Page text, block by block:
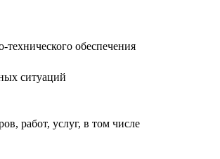
обеспечения
ситуаций
работ, услуг, в том числе